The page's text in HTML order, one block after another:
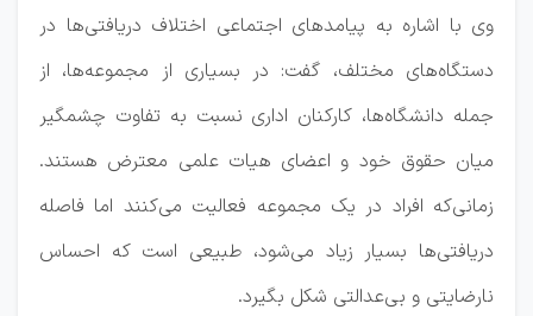
وی با اشاره به پیامدهای اجتماعی اختلاف دریافتی‌ها در
دستگاه‌های مختلف، گفت: در بسیاری از مجموعه‌ها، از
جمله دانشگاه‌ها، کارکنان اداری نسبت به تفاوت چشمگیر
میان حقوق خود و اعضای هیات علمی معترض هستند.
زمانی‌که افراد در یک مجموعه فعالیت می‌کنند اما فاصله
دریافتی‌ها بسیار زیاد می‌شود، طبیعی است که احساس
نارضایتی و بی‌عدالتی شکل بگیرد.